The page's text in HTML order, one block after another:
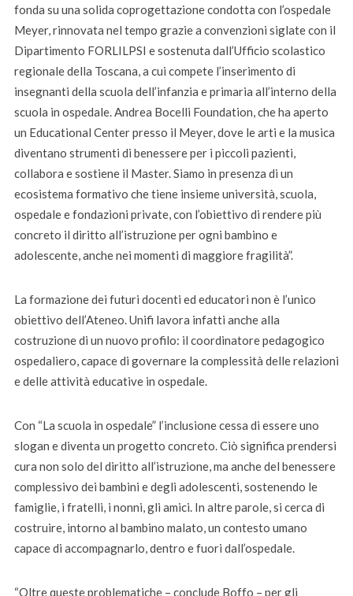
fonda su una solida coprogettazione condotta con l’ospedale
Meyer, rinnovata nel tempo grazie a convenzioni siglate con il
Dipartimento FORLILPSI e sostenuta dall’Ufficio scolastico
regionale della Toscana, a cui compete l’inserimento di
insegnanti della scuola dell’infanzia e primaria all’interno della
scuola in ospedale. Andrea Bocelli Foundation, che ha aperto
un Educational Center presso il Meyer, dove le arti e la musica
diventano strumenti di benessere per i piccoli pazienti,
collabora e sostiene il Master. Siamo in presenza di un
ecosistema formativo che tiene insieme università, scuola,
ospedale e fondazioni private, con l’obiettivo di rendere più
concreto il diritto all’istruzione per ogni bambino e
adolescente, anche nei momenti di maggiore fragilità”.
La formazione dei futuri docenti ed educatori non è l’unico
obiettivo dell’Ateneo. Unifi lavora infatti anche alla
costruzione di un nuovo profilo: il coordinatore pedagogico
ospedaliero, capace di governare la complessità delle relazioni
e delle attività educative in ospedale.
Con “La scuola in ospedale” l’inclusione cessa di essere uno
slogan e diventa un progetto concreto. Ciò significa prendersi
cura non solo del diritto all’istruzione, ma anche del benessere
complessivo dei bambini e degli adolescenti, sostenendo le
famiglie, i fratelli, i nonni, gli amici. In altre parole, si cerca di
costruire, intorno al bambino malato, un contesto umano
capace di accompagnarlo, dentro e fuori dall’ospedale.
“Oltre queste problematiche – conclude Boffo – per gli